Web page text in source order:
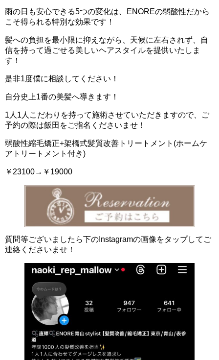
雨の日も安心できる5つの変化は、ENOREの弱酸性だから
こそ得られる特別な効果です！
髪への負担を最小限に抑えながら、天候に左右されず、自
信を持って過ごせる美しいヘアスタイルを提供いたしま
す！
是非1度僕に相談してください！
自分史上1番の美髪へ導きます！
1人1人こだわりを持って施術させていただきますので、ご
予約の際は飯田をご指名くださいませ！
弱酸性縮毛矯正+架橋式髪質改善トリートメント(ホームケ
アトリートメント付き)
￥23100→￥19000
質問等ございましたら下のInstagramの画像をタップしてご
連絡くださいませ！